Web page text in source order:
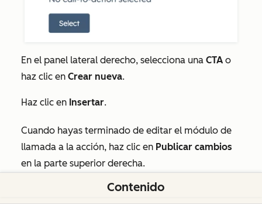
En el panel lateral derecho, selecciona una CTA o
haz clic en Crear nueva.
Haz clic en Insertar.
Cuando hayas terminado de editar el módulo de
llamada a la acción, haz clic en Publicar cambios
en la parte superior derecha.
Contenido